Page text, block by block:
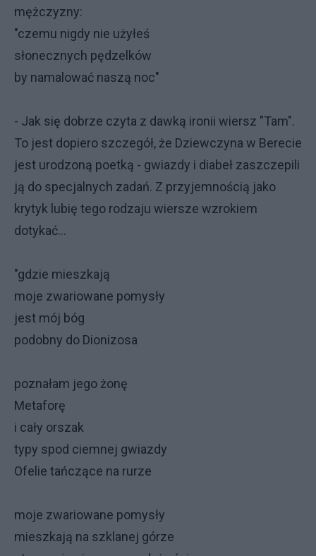
mężczyzny:
"czemu nigdy nie użyłeś
słonecznych pędzelków
by namalować naszą noc"
- Jak się dobrze czyta z dawką ironii wiersz "Tam".
To jest dopiero szczegół, że Dziewczyna w Berecie
jest urodzoną poetką - gwiazdy i diabeł zaszczepili
ją do specjalnych zadań. Z przyjemnością jako
krytyk lubię tego rodzaju wiersze wzrokiem
dotykać...
"gdzie mieszkają
moje zwariowane pomysły
jest mój bóg
podobny do Dionizosa
poznałam jego żonę
Metaforę
i cały orszak
typy spod ciemnej gwiazdy
Ofelie tańczące na rurze
moje zwariowane pomysły
mieszkają na szklanej górze